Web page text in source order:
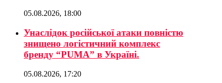
05.08.2026, 18:00
Унаслідок російської атаки повністю
знищено логістичний комплекс
бренду “PUMA” в Україні.
05.08.2026, 17:20